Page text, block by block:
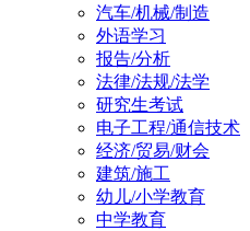
汽车/机械/制造
外语学习
报告/分析
法律/法规/法学
研究生考试
电子工程/通信技术
经济/贸易/财会
建筑/施工
幼儿/小学教育
中学教育